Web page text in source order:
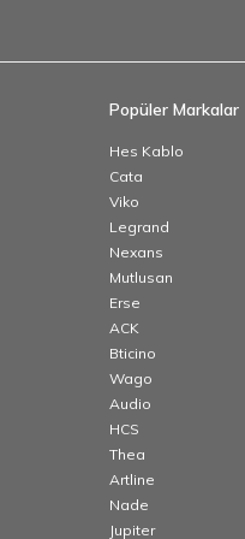
Popüler Markalar
Hes Kablo
Cata
Viko
Legrand
Nexans
Mutlusan
Erse
ACK
Bticino
Wago
Audio
HCS
Thea
Artline
Nade
Jupiter